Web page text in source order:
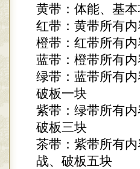
黄带：体能、基
红带：黄带所有
橙带：红带所有
蓝带：橙带所有
绿带：蓝带所有
破板一块
紫带：绿带所有
破板三块
茶带：紫带所有
战、破板五块